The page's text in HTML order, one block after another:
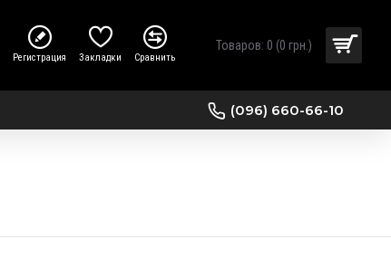
Регистрация Закладки Сравнить
Товаров: 0 (0 грн.)
(096) 660-66-10